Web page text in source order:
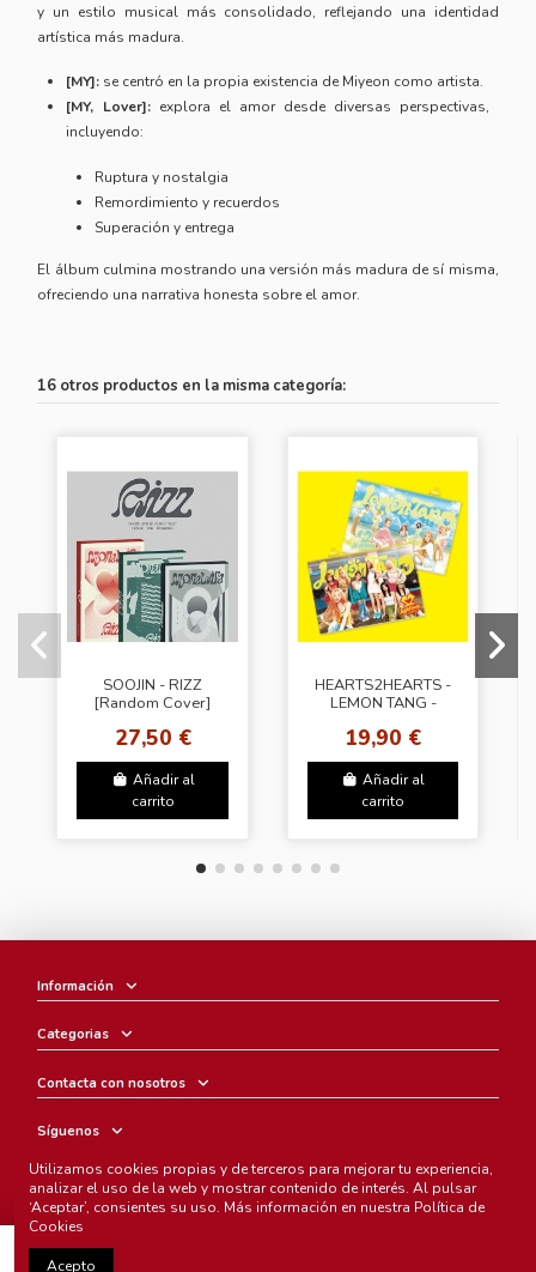
y un estilo musical más consolidado, reflejando una identidad
artística más madura.
[MY]: se centró en la propia existencia de Miyeon como artista.
[MY, Lover]:explora el amor desde diversas perspectivas,
incluyendo:
Ruptura y nostalgia
Remordimiento y recuerdos
Superación y entrega
El álbum culmina mostrando una versión más madura de sí misma,
ofreciendo una narrativa honesta sobre el amor.
16 otros productos en la misma categoría:
SOOJIN - RIZZ
[Random Cover]
27,50 €
Añadir al
carrito
HEARTS2HEARTS -
LEMON TANG -
(2Types Random)
19,90 €
Añadir al
carrito
Información
Categorias
Contacta con nosotros
Síguenos
Boletín
Utilizamos cookies propias y de terceros para mejorar tu experiencia,
analizar el uso de la web y mostrar contenido de interés. Al pulsar
‘Aceptar’, consientes su uso. Más información en nuestra Política de
Cookies
Acepto